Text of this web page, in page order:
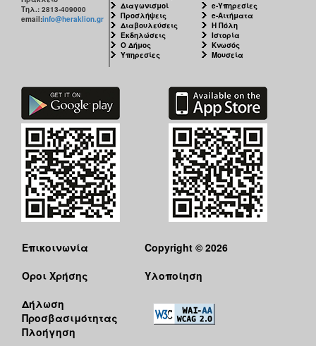
Τηλ.: 2813-409000
email:info@heraklion.gr
Διαγωνισμοί
Προσλήψεις
Διαβουλεύσεις
Εκδηλώσεις
Ο Δήμος
Υπηρεσίες
e-Υπηρεσίες
e-Αιτήματα
Η Πόλη
Ιστορία
Κνωσός
Μουσεία
Επικοινωνία
Όροι Χρήσης
Δήλωση
Προσβασιμότητας
Πλοήγηση
Copyright © 2026
Υλοποίηση